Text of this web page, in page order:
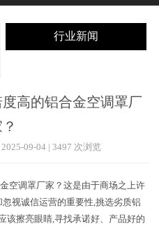
行业新闻
高的铝合金空调罩厂
09-04 | 3497 次浏览
空调罩厂家？这是由于商场之上许
视诚信运营的重要性,挑选劣质铝
该擦亮眼睛,寻找承诺好、产品好的